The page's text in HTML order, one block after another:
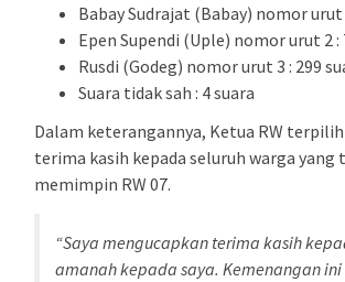
Babay Sudrajat (Babay) nomor urut
Epen Supendi (Uple) nomor urut 2 :
Rusdi (Godeg) nomor urut 3 : 299
Suara tidak sah : 4 suara
Dalam keterangannya, Ketua RW
terima kasih kepada seluruh warga
memimpin RW 07.
“Saya mengucapkan terima kasih
amanah kepada saya. Kemenangan